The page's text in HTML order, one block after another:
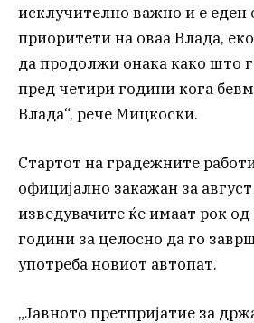
исклучително важно и е еден
приоритети на оваа Влада,
да продолжи онака како што
пред четири години кога
Влада“, рече Мицкоски.
Стартот на градежните
официјално закажан за
изведувачите ќе имаат рок
години за целосно да го
употреба новиот автопат.
„Јавното претпријатие за